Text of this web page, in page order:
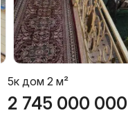
5к дом 2 м²
2 745 000 000